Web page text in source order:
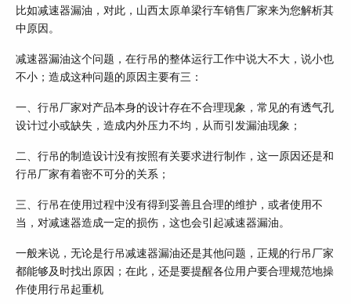
比如减速器漏油，对此，山西太原单梁行车销售厂家来为您解析其
中原因。
减速器漏油这个问题，在行吊的整体运行工作中说大不大，说小也
不小；造成这种问题的原因主要有三：
一、行吊厂家对产品本身的设计存在不合理现象，常见的有透气孔
设计过小或缺失，造成内外压力不均，从而引发漏油现象；
二、行吊的制造设计没有按照有关要求进行制作，这一原因还是和
行吊厂家有着密不可分的关系；
三、行吊在使用过程中没有得到妥善且合理的维护，或者使用不
当，对减速器造成一定的损伤，这也会引起减速器漏油。
一般来说，无论是行吊减速器漏油还是其他问题，正规的行吊厂家
都能够及时找出原因；在此，还是要提醒各位用户要合理规范地操
作使用行吊起重机